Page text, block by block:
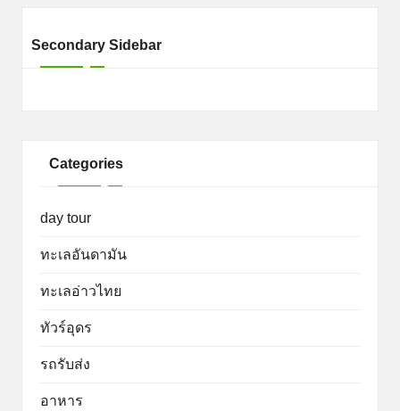
Secondary Sidebar
Categories
day tour
ทะเลอันดามัน
ทะเลอ่าวไทย
ทัวร์อุดร
รถรับส่ง
อาหาร